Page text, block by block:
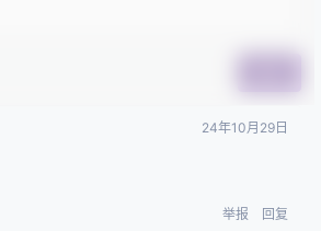
24年10月29日
举报 回复